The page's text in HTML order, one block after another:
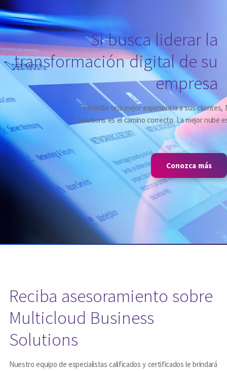
Business
se adapta a
sus necesidades.
Si busca liderar la
transformación digital de su
empresa
Y brindar una mejor experiencia a sus
Solutions es el camino correcto. La mejor nube
Conozca más
Reciba asesoramiento sobre
Multicloud Business
Solutions
Nuestro equipo de especialistas calificados y certificados le brindará